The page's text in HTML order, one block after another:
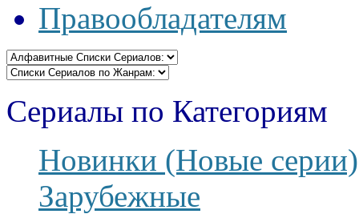
Правообладателям
Сериалы по Категориям
Новинки (Новые серии)
Зарубежные